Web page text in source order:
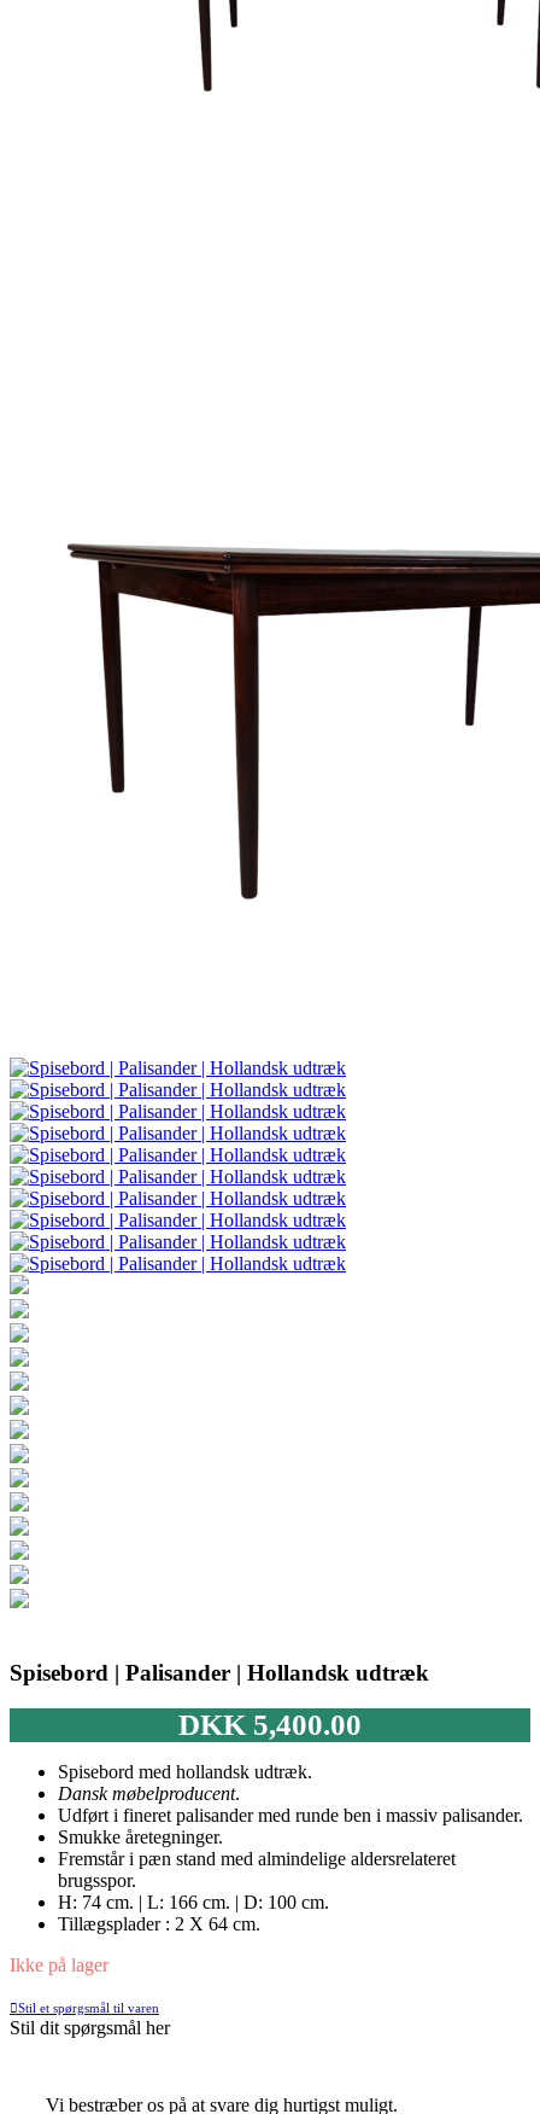
Spisebord | Palisander | Hollandsk udtræk
DKK5,400.00
Spisebord med hollandsk udtræk.
Dansk møbelproducent.
Udført i fineret palisander med runde ben i massiv palisander.
Smukke åretegninger.
Fremstår i pæn stand med almindelige aldersrelateret
brugsspor.
H: 74 cm. | L: 166 cm. | D: 100 cm.
Tillægsplader : 2 X 64 cm.
Ikke på lager
Stil et spørgsmål til varen
Stil dit spørgsmål her
Vi bestræber os på at svare dig hurtigst muligt.